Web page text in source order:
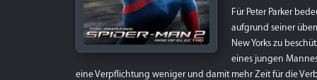
Für Peter Parker
aufgrund seiner
New Yorks zu
eines jungen
eine Verpflichtung weniger und damit mehr Zeit für die